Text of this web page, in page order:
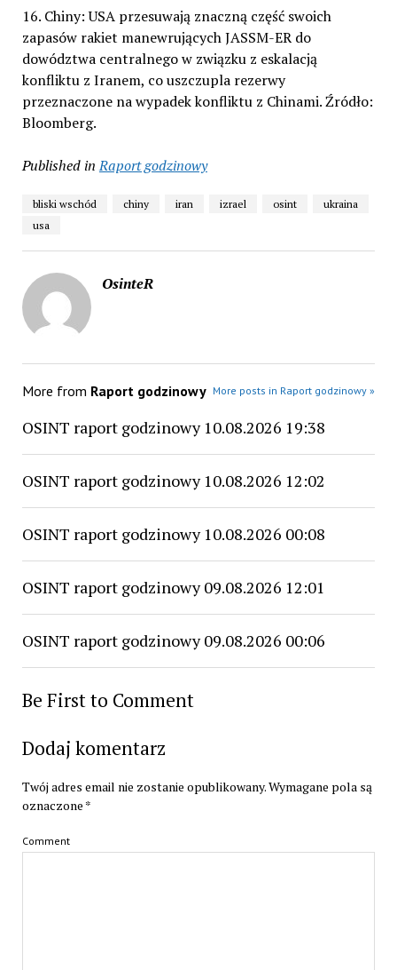
16. Chiny: USA przesuwają znaczną część swoich
zapasów rakiet manewrujących JASSM-ER do
dowództwa centralnego w związku z eskalacją
konfliktu z Iranem, co uszczupla rezerwy
przeznaczone na wypadek konfliktu z Chinami. Źródło:
Bloomberg.
Published in Raport godzinowy
bliski wschód chiny iran izrael osint
ukraina
usa
OsinteR
More from Raport godzinowy More posts in Raport godzinowy »
OSINT raport godzinowy 10.08.2026 19:38
OSINT raport godzinowy 10.08.2026 12:02
OSINT raport godzinowy 10.08.2026 00:08
OSINT raport godzinowy 09.08.2026 12:01
OSINT raport godzinowy 09.08.2026 00:06
Be First to Comment
Dodaj komentarz
Twój adres email nie zostanie opublikowany.Wymagane pola są
oznaczone *
Comment